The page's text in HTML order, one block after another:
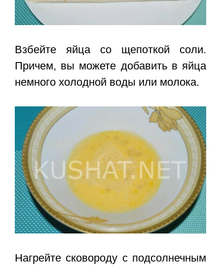
Взбейте яйца со щепоткой соли.
Причем, вы можете добавить в яйца
немного холодной воды или молока.
Нагрейте сковороду с подсолнечным